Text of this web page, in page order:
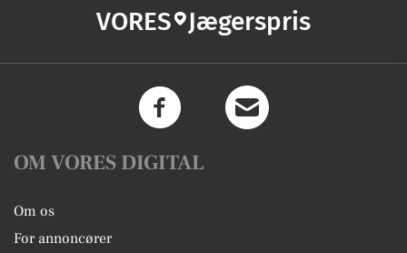
VORES Jægerspris
OM VORES DIGITAL
Om os
For annoncører